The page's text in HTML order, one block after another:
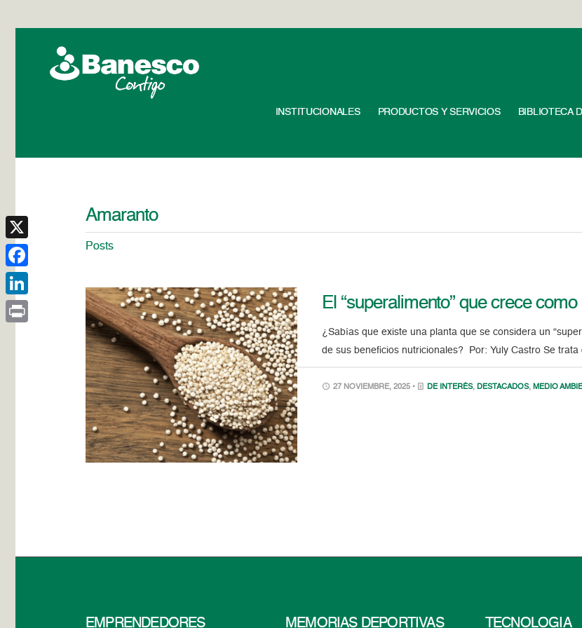
INSTITUCIONALES PRODUCTOS Y SERVICIOS BIBLIOTECA
Amaranto
Posts
El “superalimento” que crece
¿Sabías que existe una planta que se considera un
de sus beneficios nutricionales? Por: Yuly Castro Se
27 NOVIEMBRE, 2025 • DE INTERÉS, DESTACADOS, MEDIO
EMPRENDEDORES MEMORIAS DEPORTIVAS TECNOLOGÍA
X
Facebook
LinkedIn